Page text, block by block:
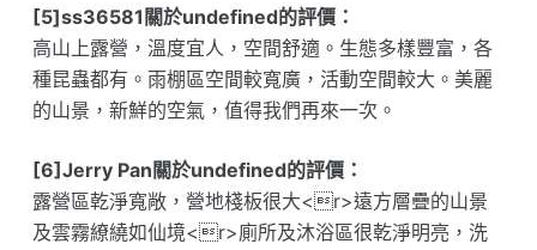
[5]ss36581關於undefined的評價：
高山上露營，溫度宜人，空間舒適。生態多樣豐富，各
種昆蟲都有。雨棚區空間較寬廣，活動空間較大。美麗
的山景，新鮮的空氣，值得我們再來一次。
[6]Jerry Pan關於undefined的評價：
露營區乾淨寬敞，營地棧板很大<r>遠方層疊的山景
及雲霧繚繞如仙境<r>廁所及沐浴區很乾淨明亮，洗